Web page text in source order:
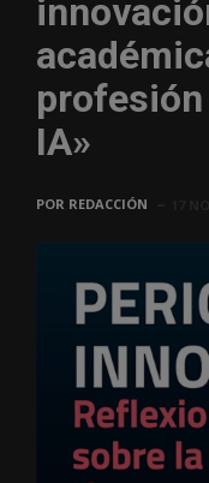
IA»
POR REDACCIÓN